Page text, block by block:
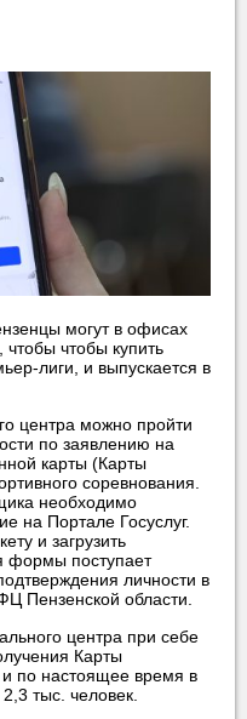
могут в офисах
чтобы купить
лиги, и выпускается в
центра можно пройти
по заявлению на
карты (Карты
соревнования.
необходимо
на Портале Госуслуг.
и загрузить
формы поступает
личности в
области.
центра при себе
Карты
по настоящее время в
тыс. человек.